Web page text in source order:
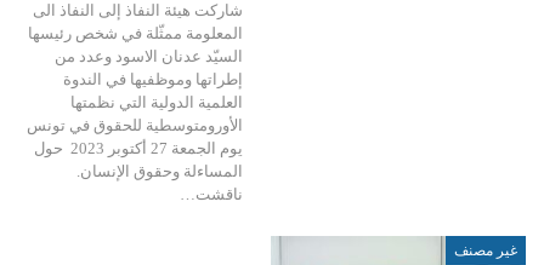
شاركت هيئة النفاذ إلى النفاذ الى
المعلومة ممثّلة في شخص رئيسها
السيّد عدنان الاسود وعدد من
إطراتها وموظفيها في الندوة
العلمية الدولية التي نظمتها
الأورومتوسطية للحقوق في تونس
يوم الجمعة 27 أكتوبر 2023 حول
المساءلة وحقوق الإنسان.
ناقشت…
غير مصنف